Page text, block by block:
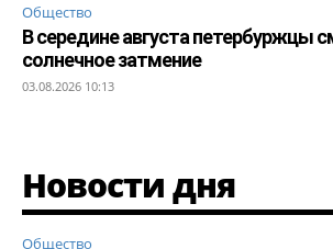
Общество
В середине августа петербуржцы
солнечное затмение
03.08.2026 10:13
Новости дня
Общество